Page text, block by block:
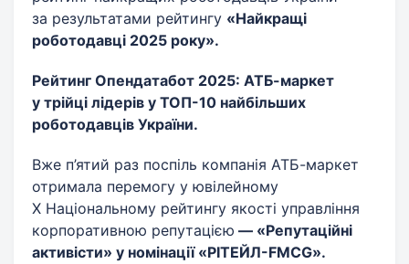
за результатами рейтингу «Найкращі
роботодавці 2025 року».
Рейтинг Опендатабот 2025: АТБ-маркет
у трійці лідерів у ТОП-10 найбільших
роботодавців України.
Вже п’ятий раз поспіль компанія АТБ-маркет
отримала перемогу у ювілейному
Х Національному рейтингу якості управління
корпоративною репутацією — «Репутаційні
активісти» у номінації «РІТЕЙЛ-FMCG».